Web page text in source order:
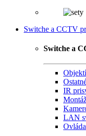
Switche a CCTV
Switche a
IR
LAN